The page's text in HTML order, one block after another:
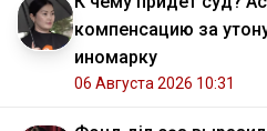
компенсацию за
иномарку
06 Августа 2026 10:31